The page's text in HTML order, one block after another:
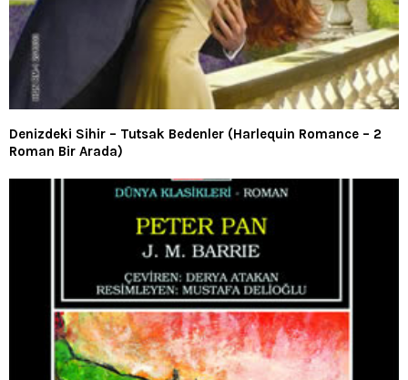
Denizdeki Sihir – Tutsak Bedenler (Harlequin Romance – 2
Roman Bir Arada)